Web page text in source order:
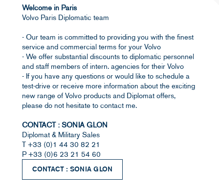
Nous associons aussi chaque voiture a son fichier
d'origine usine et mettons à jour son logiciel.
Welcome in Paris
Volvo Paris Diplomatic team
- Our team is committed to providing you with the finest
service and commercial terms for your Volvo
- We offer substantial discounts to diplomatic personnel
and staff members of intern. agencies for their Volvo
- If you have any questions or would like to schedule a
test-drive or receive more information about the exciting
new range of Volvo products and Diplomat offers,
please do not hesitate to contact me.
CONTACT : SONIA GLON
Diplomat & Military Sales
T +33 (0)1 44 30 82 21
P +33 (0)6 23 21 54 60
CONTACT : SONIA GLON